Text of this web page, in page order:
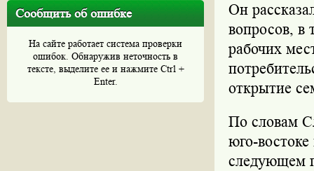
Сообщить об ошибке
На сайте работает система проверки
ошибок. Обнаружив неточность в
тексте, выделите ее и нажмите Ctrl +
Enter.
Он
вопросов, в
рабочих
открытие
По словам
юго-
следующем